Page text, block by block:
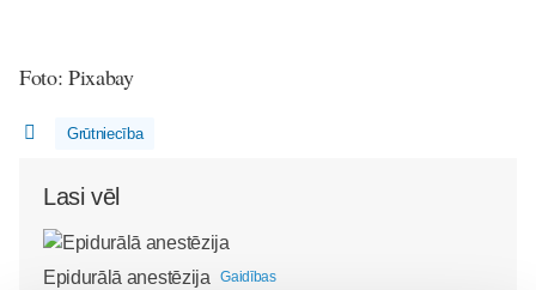
Foto: Pixabay
Grūtniecība
Lasi vēl
Epidurālā anestēzija Gaidības